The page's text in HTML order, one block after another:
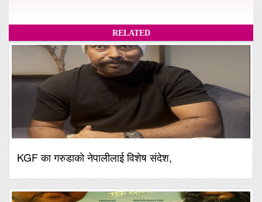
RELATED
KGF का गरुडाको नेपालीलाई विशेष संदेश,